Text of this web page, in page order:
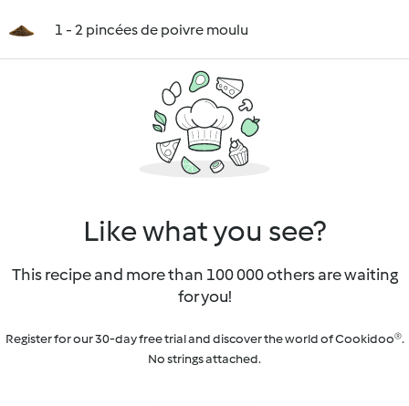
1 - 2 pincées de poivre moulu
Like what you see?
This recipe and more than 100 000 others are waiting
for you!
Register for our 30-day free trial and discover the world of Cookidoo®.
No strings attached.